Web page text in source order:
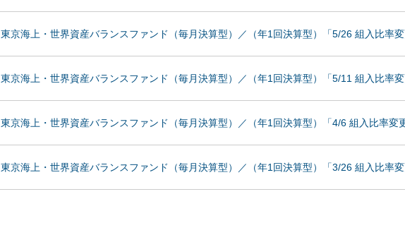
東京海上・世界資産バランスファンド（毎月決算型）／（年1回決算型）「5/26 組入比率変
東京海上・世界資産バランスファンド（毎月決算型）／（年1回決算型）「5/11 組入比率変
東京海上・世界資産バランスファンド（毎月決算型）／（年1回決算型）「4/6 組入比率変
東京海上・世界資産バランスファンド（毎月決算型）／（年1回決算型）「3/26 組入比率変